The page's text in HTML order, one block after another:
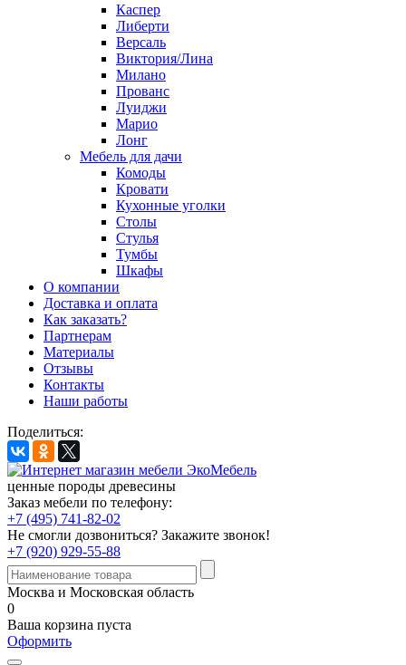
Каспер
Либерти
Версаль
Виктория/Лина
Милано
Прованс
Луиджи
Марио
Лонг
Мебель для дачи
Комоды
Кровати
Кухонные уголки
Столы
Стулья
Тумбы
Шкафы
О компании
Доставка и оплата
Как заказать?
Партнерам
Материалы
Отзывы
Контакты
Наши работы
Поделиться:
ценные породы древесины
Заказ мебели по телефону:
+7 (495) 741-82-02
Не смогли дозвониться? Закажите звонок!
+7 (920) 929-55-88
Москва и Московская область
0
Ваша корзина пуста
Оформить